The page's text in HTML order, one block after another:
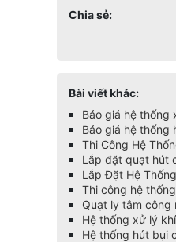
Chia sẻ:
Bài viết khác:
Báo giá hệ thống
Báo giá hệ
Thi Công Hệ
Lắp đặt quạt hút
Lắp Đặt Hệ
Thi công hệ
Quạt ly tâm
Hệ thống xử lý
Hệ thống hút bụi